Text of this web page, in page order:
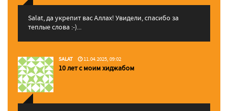
Salat, да укрепит вас Аллаx! Увидели, спасибо за
теплые слова :-)...
SALAT 11.04.2025, 09:02
10 лет с моим хиджабом